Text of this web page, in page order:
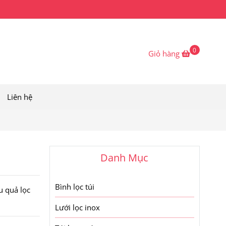
Giỏ hàng 0
Liên hệ
quả lọc
Danh Mục
Bình lọc túi
Lưới lọc inox